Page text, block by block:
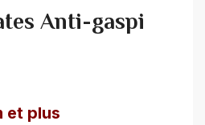
Anti-gaspi
et plus